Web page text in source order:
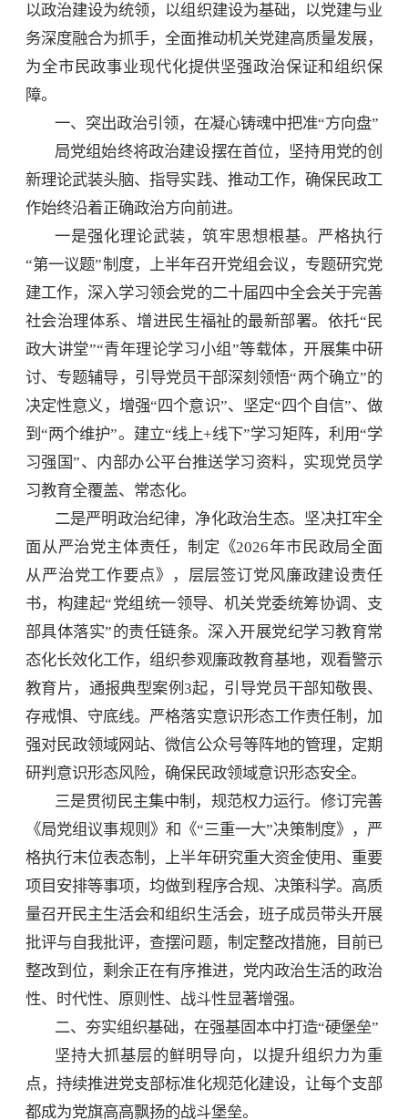
以政治建设为统领，以组织建设为基础，以党建与业
务深度融合为抓手，全面推动机关党建高质量发展，
为全市民政事业现代化提供坚强政治保证和组织保
障。
一、突出政治引领，在凝心铸魂中把准“方向盘”
局党组始终将政治建设摆在首位，坚持用党的创
新理论武装头脑、指导实践、推动工作，确保民政工
作始终沿着正确政治方向前进。
一是强化理论武装，筑牢思想根基。严格执行
“第一议题”制度，上半年召开党组会议，专题研究党
建工作，深入学习领会党的二十届四中全会关于完善
社会治理体系、增进民生福祉的最新部署。依托“民
政大讲堂”“青年理论学习小组”等载体，开展集中研
讨、专题辅导，引导党员干部深刻领悟“两个确立”的
决定性意义，增强“四个意识”、坚定“四个自信”、做
到“两个维护”。建立“线上+线下”学习矩阵，利用“学
习强国”、内部办公平台推送学习资料，实现党员学
习教育全覆盖、常态化。
二是严明政治纪律，净化政治生态。坚决扛牢全
面从严治党主体责任，制定《2026年市民政局全面
从严治党工作要点》，层层签订党风廉政建设责任
书，构建起“党组统一领导、机关党委统筹协调、支
部具体落实”的责任链条。深入开展党纪学习教育常
态化长效化工作，组织参观廉政教育基地，观看警示
教育片，通报典型案例3起，引导党员干部知敬畏、
存戒惧、守底线。严格落实意识形态工作责任制，加
强对民政领域网站、微信公众号等阵地的管理，定期
研判意识形态风险，确保民政领域意识形态安全。
三是贯彻民主集中制，规范权力运行。修订完善
《局党组议事规则》和《“三重一大”决策制度》，严
格执行末位表态制，上半年研究重大资金使用、重要
项目安排等事项，均做到程序合规、决策科学。高质
量召开民主生活会和组织生活会，班子成员带头开展
批评与自我批评，查摆问题，制定整改措施，目前已
整改到位，剩余正在有序推进，党内政治生活的政治
性、时代性、原则性、战斗性显著增强。
二、夯实组织基础，在强基固本中打造“硬堡垒”
坚持大抓基层的鲜明导向，以提升组织力为重
点，持续推进党支部标准化规范化建设，让每个支部
都成为党旗高高飘扬的战斗堡垒。